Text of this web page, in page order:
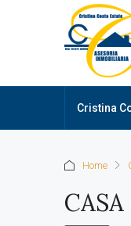
Cristina
Home